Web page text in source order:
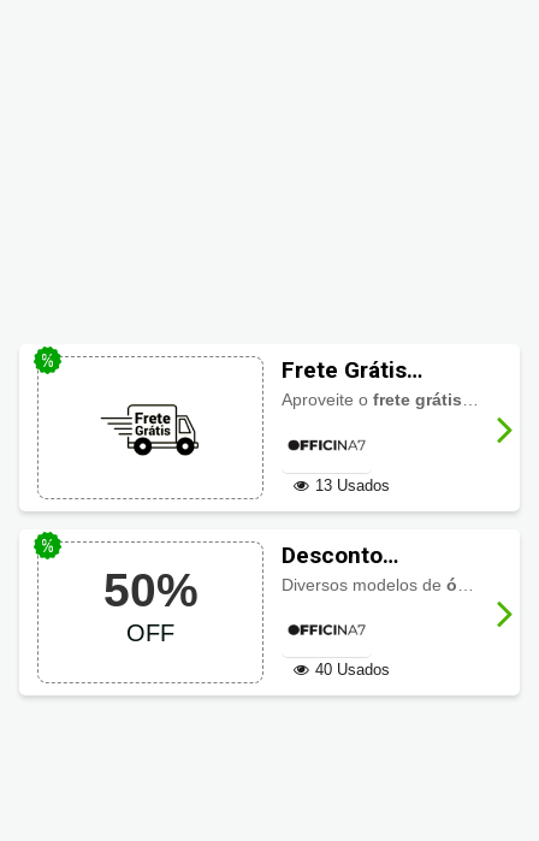
Frete Grátis
Officina7
Aproveite ofrete grátisem
13 Usados
50%
OFF
Desconto
Officina7 em
50% OFF
Diversos modelos deóculos de receituário com preços imperdíveis com descontos de até 50%
40 Usados